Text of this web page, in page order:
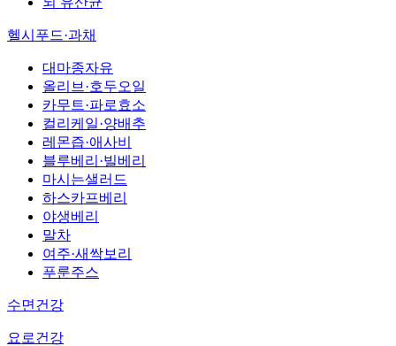
헬시푸드·과채
대마종자유
올리브·호두오일
카무트·파로효소
컬리케일·양배추
레몬즙·애사비
블루베리·빌베리
마시는샐러드
하스카프베리
야생베리
말차
여주·새싹보리
푸룬주스
수면건강
요로건강